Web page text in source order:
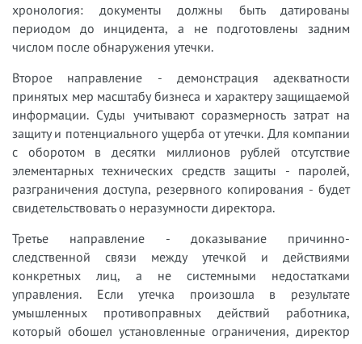
хронология: документы должны быть датированы
периодом до инцидента, а не подготовлены задним
числом после обнаружения утечки.
Второе направление - демонстрация адекватности
принятых мер масштабу бизнеса и характеру защищаемой
информации. Суды учитывают соразмерность затрат на
защиту и потенциального ущерба от утечки. Для компании
с оборотом в десятки миллионов рублей отсутствие
элементарных технических средств защиты - паролей,
разграничения доступа, резервного копирования - будет
свидетельствовать о неразумности директора.
Третье направление - доказывание причинно-
следственной связи между утечкой и действиями
конкретных лиц, а не системными недостатками
управления. Если утечка произошла в результате
умышленных противоправных действий работника,
который обошел установленные ограничения, директор